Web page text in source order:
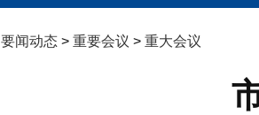
要闻动态> 重要会议 > 重大会议